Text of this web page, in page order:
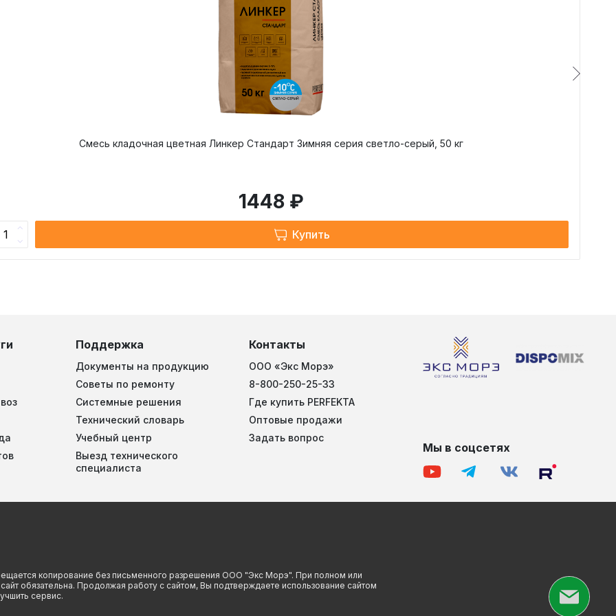
Смесь кладочная цветная Линкер Стандарт Зимняя серия светло-серый, 50 кг
1448 ₽
Купить
Поддержка
Документы на продукцию
Советы по ремонту
Системные решения
Технический словарь
Учебный центр
Выезд технического
специалиста
Контакты
ООО «Экс Морэ»
8-800-250-25-33
Где купить PERFEKTA
Оптовые продажи
Задать вопрос
Мы в соцсетях
копирование без письменного разрешения ООО "Экс Морэ". При полном или
обязательна. Продолжая работу с сайтом, Вы подтверждаете использование сайтом
сервис.